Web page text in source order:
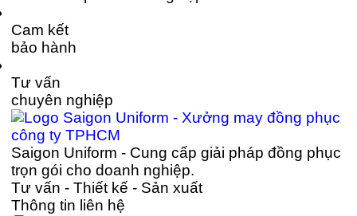
Cam kết
bảo hành
Tư vấn
chuyên nghiệp
Saigon Uniform - Cung cấp giải pháp đồng phục
trọn gói cho doanh nghiệp.
Tư vấn - Thiết kế - Sản xuất
Thông tin liên hệ